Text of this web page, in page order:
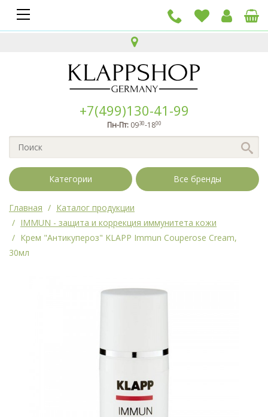
+7(499)130-41-99
Пн-Пт:0930-1800
Категории Все бренды
Главная
Каталог продукции
IMMUN - защита и коррекция иммунитета кожи
Крем "Антикупероз" KLAPP Immun Couperose Cream,
30мл